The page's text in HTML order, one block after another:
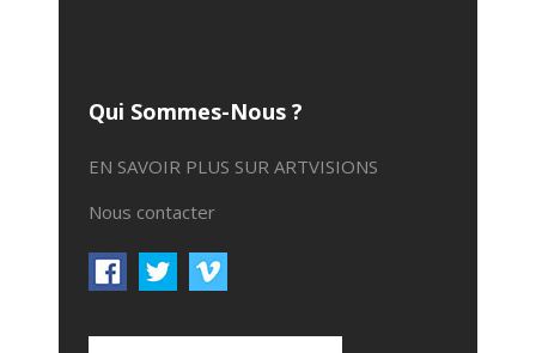
Qui Sommes-Nous ?
EN SAVOIR PLUS SUR ARTVISIONS
Nous contacter